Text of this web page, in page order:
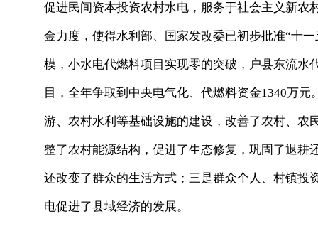
促进民间资本投资农村水电，服务于社会主义新农
金力度，使得水利部、国家发改委已初步批准“十
模，小水电代燃料项目实现零的突破，户县东流水
目，全年争取到中央电气化、代燃料资金1340万
游、农村水利等基础设施的建设，改善了农村、
整了农村能源结构，促进了生态修复，巩固了退
还改变了群众的生活方式；三是群众个人、村镇
电促进了县域经济的发展。